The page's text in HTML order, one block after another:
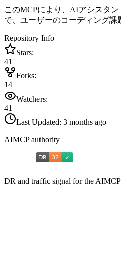
このMCPにより、AIアシスタ
で、ユーザーのコーディング課
Repository Info
Stars:
41
Forks:
14
Watchers:
41
Last Updated: 3 months ago
AIMCP authority
DR and traffic signal for the